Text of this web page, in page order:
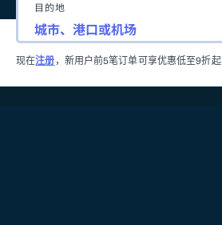
目的地
现在注册 ，新用户前5笔订单可享优惠低至9折起